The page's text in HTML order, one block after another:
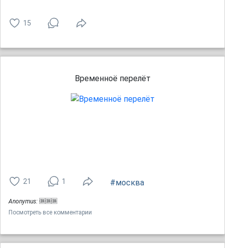
15
Временноё перелёт
21 1 #москва
Anonymus: 🆒🆒🆒
Посмотреть все комментарии